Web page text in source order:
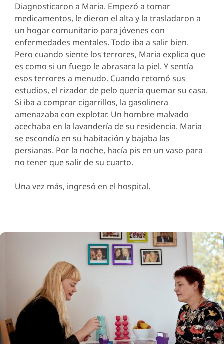
Diagnosticaron a Maria. Empezó a tomar
medicamentos, le dieron el alta y la trasladaron a
un hogar comunitario para jóvenes con
enfermedades mentales. Todo iba a salir bien.
Pero cuando siente los terrores, Maria explica que
es como si un fuego le abrasara la piel. Y sentía
esos terrores a menudo. Cuando retomó sus
estudios, el rizador de pelo quería quemar su casa.
Si iba a comprar cigarrillos, la gasolinera
amenazaba con explotar. Un hombre malvado
acechaba en la lavandería de su residencia. Maria
se escondía en su habitación y bajaba las
persianas. Por la noche, hacía pis en un vaso para
no tener que salir de su cuarto.
Una vez más, ingresó en el hospital.